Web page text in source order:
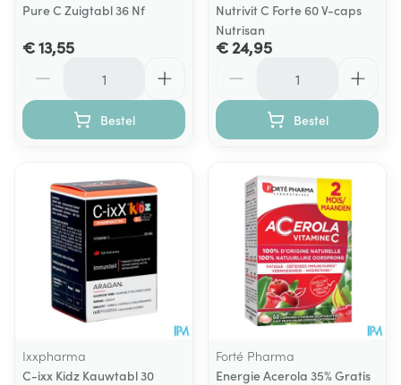
Pure C Zuigtabl 36 Nf
€ 13,55
Bestel
Nutrivit C Forte 60 V-caps
Nutrisan
€ 24,95
Bestel
Ixxpharma
C-ixx Kidz Kauwtabl 30
Forté Pharma
Energie Acerola 35% Gratis